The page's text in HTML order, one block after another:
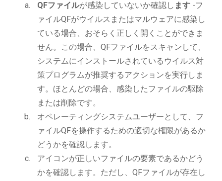
QFファイルが感染していないか確認し ます -フ
ァイルQFがウイルスまたはマルウェアに感染し
ている場合、おそらく正しく開くことができま
せん。この場合、QFファイルをスキャンして、
システムにインストールされているウイルス対
策プログラムが推奨するアクションを実行しま
す。ほとんどの場合、感染したファイルの駆除
または削除です。
オペレーティングシステムユーザーとして、フ
ァイルQFを操作するための適切な権限があるか
どうかを確認します。
アイコンが正しいファイルの要素であるかどう
かを確認します。ただし、QFファイルが存在し